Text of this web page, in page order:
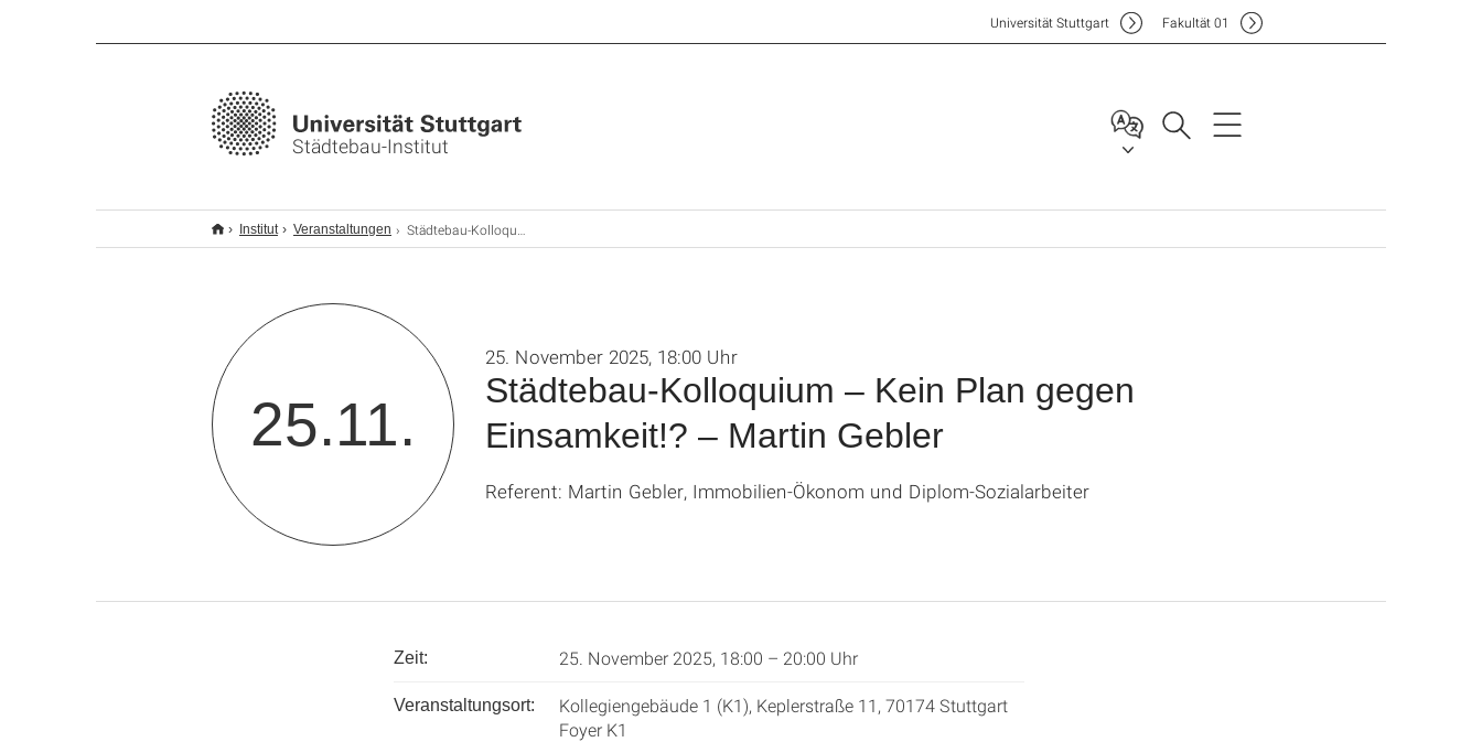
Städtebau-Institut
Universität Stuttgart Fakultät01
Institut Veranstaltungen Städtebau-Kolloquium – Kein Plan gegen Einsamkeit!? – Martin Gebler
25.11.
Städtebau-Kolloquium – Kein Plan gegen
Einsamkeit!? – Martin Gebler
25. November 2025, 18:00 Uhr
Referent: Martin Gebler, Immobilien-Ökonom und Diplom-Sozialarbeiter
Zeit: 25. November 2025, 18:00 – 20:00 Uhr
Veranstaltungsort:
Kollegiengebäude 1 (K1), Keplerstraße 11, 70174 Stuttgart
Foyer K1